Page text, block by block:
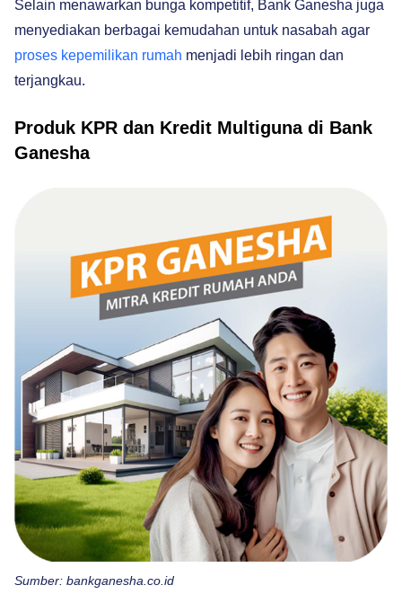
Selain menawarkan bunga kompetitif, Bank Ganesha juga
menyediakan berbagai kemudahan untuk nasabah agar
proses kepemilikan rumah menjadi lebih ringan dan
terjangkau.
Produk KPR dan Kredit Multiguna di Bank
Ganesha
Sumber: bankganesha.co.id